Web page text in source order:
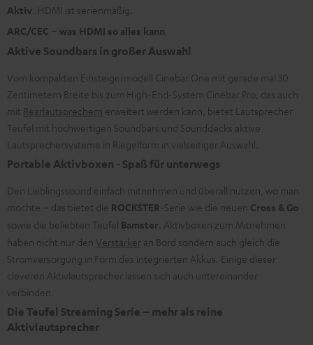
Aktiv . HDMI ist serienmäßig.
ARC/CEC – was HDMI so alles kann
Aktive Soundbars in großer Auswahl
Vom kompakten Einsteigermodell Cinebar One mit gerade mal 30
Zentimetern Breite bis zum High-End-System Cinebar Pro, das auch
mit Rearlautsprechern erweitert werden kann, bietet Lautsprecher
Teufel mit hochwertigen Soundbars und Sounddecks ​aktive
Lautsprechersysteme in Riegelform in vielseitiger Auswahl.
Portable Aktivboxen - Spaß für unterwegs
Den Lieblingssound einfach mitnehmen und überall nutzen, wo man
möchte – das bietet die ROCKSTER-Serie wie die neuen Cross & Go
sowie die beliebten Teufel Bamster . Aktivboxen zum Mitnehmen
haben nicht nur den Verstärker an Bord sondern auch gleich die
Stromversorgung in Form des integrierten Akkus. Einige dieser
cleveren Aktivlautsprecher lassen sich auch untereinander
verbinden.
Die Teufel Streaming Serie – mehr als reine
Aktivlautsprecher